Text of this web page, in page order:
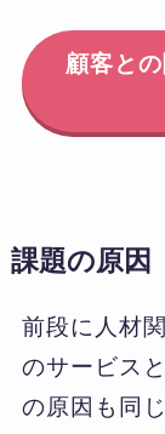
顧客と
課題の原因
前段に人材
のサービス
の原因も同